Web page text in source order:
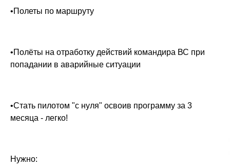
•Полеты по маршруту
•Полёты на отработку действий командира ВС при
попадании в аварийные ситуации
•Стать пилотом "с нуля" освоив программу за 3
месяца - легко!
Нужно: